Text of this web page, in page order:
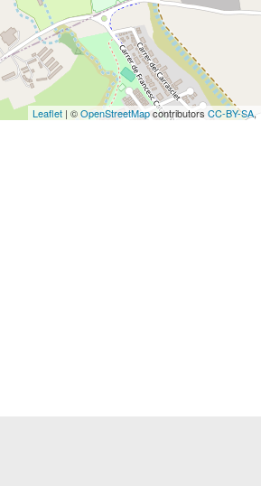
Leaflet | ©OpenStreetMapcontributorsCC-BY-SA,